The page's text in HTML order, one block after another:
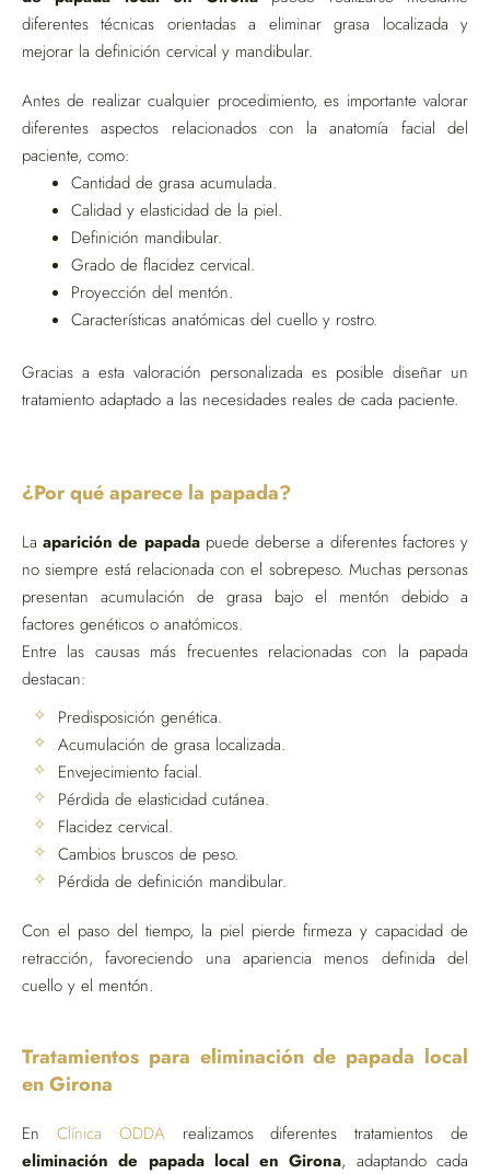
diferentes técnicas orientadas a eliminar grasa localizada y
mejorar la definición cervical y mandibular.
Antes de realizar cualquier procedimiento, es importante valorar
diferentes aspectos relacionados con la anatomía facial del
paciente, como:
Cantidad de grasa acumulada.
Calidad y elasticidad de la piel.
Definición mandibular.
Grado de flacidez cervical.
Proyección del mentón.
Características anatómicas del cuello y rostro.
Gracias a esta valoración personalizada es posible diseñar un
tratamiento adaptado a las necesidades reales de cada paciente.
¿Por qué aparece la papada?
Laaparición de papadapuede deberse a diferentes factores y
no siempre está relacionada con el sobrepeso. Muchas personas
presentan acumulación de grasa bajo el mentón debido a
factores genéticos o anatómicos.
Entre las causas más frecuentes relacionadas con la papada
destacan:
Predisposición genética.
Acumulación de grasa localizada.
Envejecimiento facial.
Pérdida de elasticidad cutánea.
Flacidez cervical.
Cambios bruscos de peso.
Pérdida de definición mandibular.
Con el paso del tiempo, la piel pierde firmeza y capacidad de
retracción, favoreciendo una apariencia menos definida del
cuello y el mentón.
Tratamientos para eliminación de papada local
en Girona
En Clínica ODDArealizamos diferentes tratamientos de
eliminación de papada local en Girona, adaptando cada